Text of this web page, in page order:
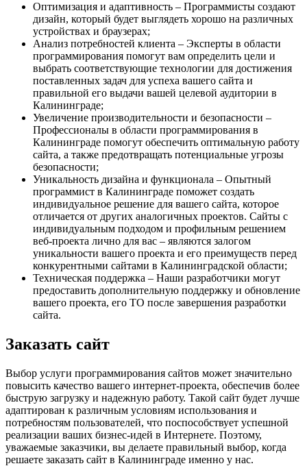
Оптимизация и адаптивность – Программисты создают
дизайн, который будет выглядеть хорошо на различных
устройствах и браузерах;
Анализ потребностей клиента – Эксперты в области
программирования помогут вам определить цели и
выбрать соответствующие технологии для достижения
поставленных задач для успеха вашего сайта и
правильной его выдачи вашей целевой аудитории в
Калининграде;
Увеличение производительности и безопасности –
Профессионалы в области программирования в
Калининграде помогут обеспечить оптимальную работу
сайта, а также предотвращать потенциальные угрозы
безопасности;
Уникальность дизайна и функционала – Опытный
программист в Калининграде поможет создать
индивидуальное решение для вашего сайта, которое
отличается от других аналогичных проектов. Сайты с
индивидуальным подходом и профильным решением
веб-проекта лично для вас – являются залогом
уникальности вашего проекта и его преимуществ перед
конкурентными сайтами в Калининградской области;
Техническая поддержка – Наши разработчики могут
предоставить дополнительную поддержку и обновление
вашего проекта, его ТО после завершения разработки
сайта.
Заказать сайт
Выбор услуги программирования сайтов может значительно
повысить качество вашего интернет-проекта, обеспечив более
быструю загрузку и надежную работу. Такой сайт будет лучше
адаптирован к различным условиям использования и
потребностям пользователей, что поспособствует успешной
реализации ваших бизнес-идей в Интернете. Поэтому,
уважаемые заказчики, вы делаете правильный выбор, когда
решаете заказать сайт в Калининграде именно у нас.